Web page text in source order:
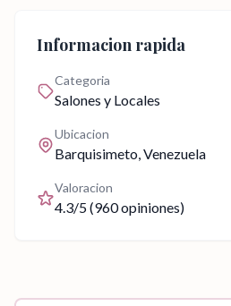
Informacion rapida
Categoria
Salones y Locales
Ubicacion
Barquisimeto, Venezuela
Valoracion
4.3/5 (960opiniones)